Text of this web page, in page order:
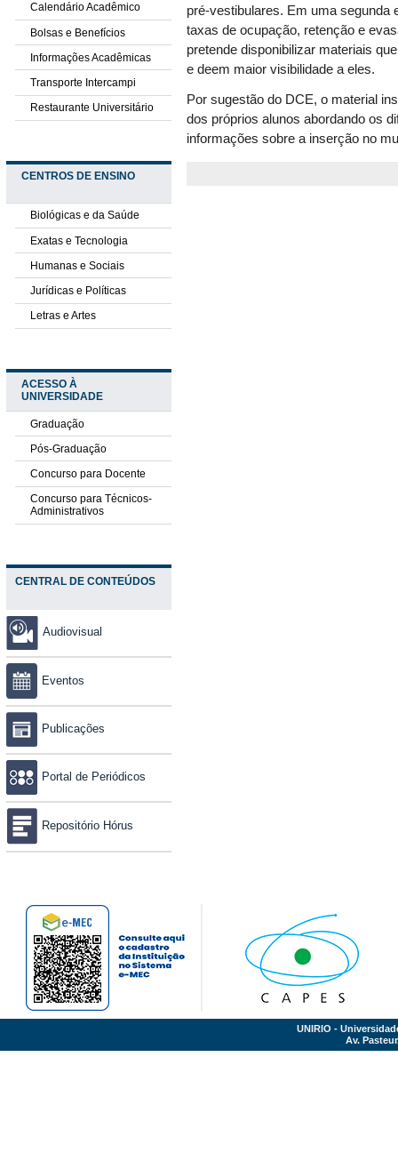
Calendário Acadêmico
Bolsas e Benefícios
Informações Acadêmicas
Transporte Intercampi
Restaurante Universitário
CENTROS DE ENSINO
Biológicas e da Saúde
Exatas e Tecnologia
Humanas e Sociais
Jurídicas e Políticas
Letras e Artes
ACESSO À
UNIVERSIDADE
Graduação
Pós-Graduação
Concurso para Docente
Concurso para Técnicos-
Administrativos
CENTRAL DE CONTEÚDOS
Audiovisual
Eventos
Publicações
Portal de Periódicos
Repositório Hórus
pré-vestibulares. Em uma segunda
taxas de ocupação, retenção e
pretende disponibilizar materiais
edeem maior visibilidade a eles.
Por sugestão do DCE, o material
dos próprios alunos abordando os
informações sobre a inserção no
UNIRIO -
Av.